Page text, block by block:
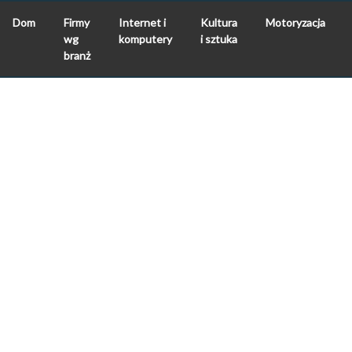
Dom
Firmy
wg
branż
Internet i
komputery
Kultura
i sztuka
Motoryzacja